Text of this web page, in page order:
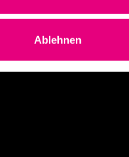
Ablehnen